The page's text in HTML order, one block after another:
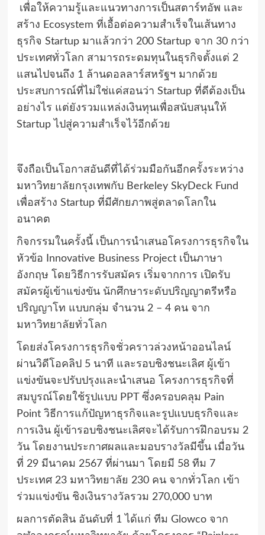
เพื่อให้ความรู้และแนวทางการเป็นสตาร์ทอัพ และ
สร้าง Ecosystem ที่เอื้อต่อความสำเร็จในเส้นทาง
ธุรกิจ Startup มาแล้วกว่า 200 Startup จาก 30 กว่า
ประเทศทั่วโลก สามารถระดมทุนในธุรกิจตั้งแต่ 2
แสนไปจนถึง 1 ล้านดอลลาร์สหรัฐฯ มากด้วย
ประสบการณ์ที่ไม่ใช่แค่สอนว่า Startup ที่ดีต้องเป็น
อย่างไร แต่ยังรวมแหล่งเงินทุนเพื่อสนับสนุนให้
Startup ไปสู่ความสำเร็จไว้อีกด้วย
จึงถือเป็นโอกาสอันดีที่ได้ร่วมมือกันอีกครั้งระหว่าง
มหาวิทยาลัยกรุงเทพกับ Berkeley SkyDeck Fund
เพื่อสร้าง Startup ที่มีศักยภาพสู่ตลาดโลกใน
อนาคต
กิจกรรมในครั้งนี้ เป็นการนำเสนอโครงการธุรกิจใน
หัวข้อ Innovative Business Project เป็นภาษา
อังกฤษ โดยวิธีการรับสมัคร เริ่มจากการ เปิดรับ
สมัครผู้เข้าแข่งขัน นักศึกษาระดับปริญญาตรีหรือ
ปริญญาโท แบบกลุ่ม จำนวน 2 – 4 คน จาก
มหาวิทยาลัยทั่วโลก
โดยส่งโครงการธุรกิจชั่วคราวล่วงหน้าออนไลน์
ผ่านวิดีโอคลิป 5 นาที และรอบชิงชนะเลิศ ผู้เข้า
แข่งขันจะปรับปรุงและนำเสนอ โครงการธุรกิจที่
สมบูรณ์โดยใช้รูปแบบ PPT ซึ่งครอบคลุม Pain
Point วิธีการแก้ปัญหาธุรกิจและรูปแบบธุรกิจและ
การเงิน ผู้เข้ารอบชิงชนะเลิศจะได้รับการฝึกอบรม 2
วัน โดยงานประกาศผลและมอบรางวัลมีขึ้น เมื่อวัน
ที่ 29 มีนาคม 2567 ที่ผ่านมา โดยมี 58 ทีม 7
ประเทศ 23 มหาวิทยาลัย 230 คน จากทั่วโลก เข้า
ร่วมแข่งขัน ชิงเงินรางวัลรวม 270,000 บาท
ผลการตัดสิน อันดับที่ 1 ได้แก่ ทีม Glowco จาก